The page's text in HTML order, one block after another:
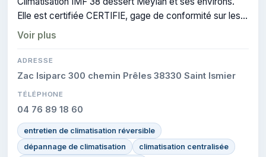
Elle est certifiée CERTIFIE, gage de conformité sur les
interventions réalisées.
Voir plus
ADRESSE
Zac Isiparc 300 chemin Prêles 38330 Saint Ismier
TÉLÉPHONE
04 76 89 18 60
entretien de climatisation réversible
dépannage de climatisation
climatisation centralisée